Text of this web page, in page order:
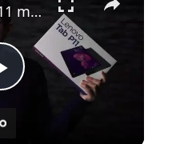
P
Lenovo Tab P11 mit Stift Unboxing & Erster Eindruck